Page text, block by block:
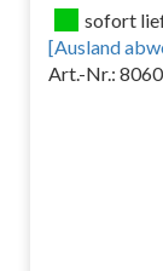
sofort
[Ausland
Art.-Nr.: